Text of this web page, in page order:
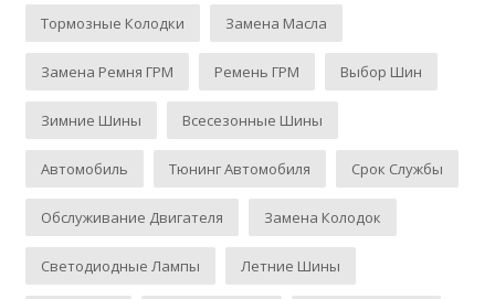
Тормозные Колодки Замена Масла
Замена Ремня ГРМ Ремень ГРМ Выбор Шин
Зимние Шины Всесезонные Шины
Автомобиль Тюнинг Автомобиля Срок Службы
Обслуживание Двигателя Замена Колодок
Светодиодные Лампы Летние Шины